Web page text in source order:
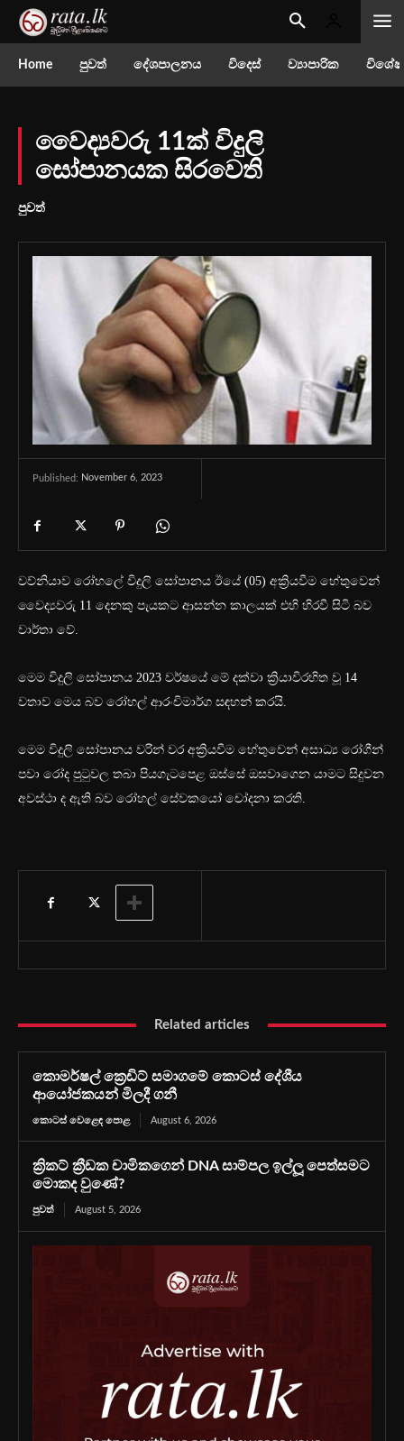
Home පුවත් දේශපාලනය විදෙස් ව්‍යාපාරික
වෛද්‍යවරු 11ක් විදුලි
සෝපානයක සිරවෙති
පුවත්
Published: November 6, 2023
වව්නියාව රෝහලේ විදුලි සෝපානය ඊයේ (05) අක්‍රියවීම හේතුවෙන්
වෛද්‍යවරු 11 දෙනකු පැයකට ආසන්න කාලයක් එහි හිරවී සිටි බව
වාර්තා වේ.
මෙම විදුලි සෝපානය 2023 වර්ෂයේ මේ දක්වා ක්‍රියාවිරහිත වූ 14
වතාව මෙය බව ‍රෝහල් ආරංචිමාර්ග සඳහන් කරයි.
මෙම විදුලි සෝපානය වරින් වර අක්‍රියවීම හේතුවෙන් අසාධ්‍ය රෝගීන්
පවා රෝද පුටුවල තබා පියගැටපෙළ ඔස්සේ ඔසවාගෙන යාමට සිදුවන
අවස්ථා ද ඇති බව රෝහල් සේවකයෝ චෝදනා කරති.
Related articles
කොමර්ෂල් ක්‍රෙඩිට් සමාගමේ කොටස් දේශීය
ආයෝජකයන් මිලදී ගනී
කොටස් වෙළෙඳ පොළ August 6, 2026
ක්‍රිකට් ක්‍රීඩක චාමිකගෙන් DNA සාම්පල ඉල්ලූ පෙත්සමට
මොකද වුණේ?
පුවත් August 5, 2026